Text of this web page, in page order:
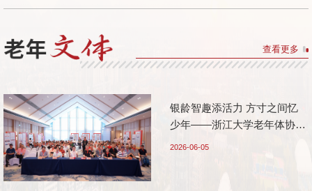
查看更多
银龄智趣添活力 方寸之间忆
少年——浙江大学老年体协益
2026-06-05